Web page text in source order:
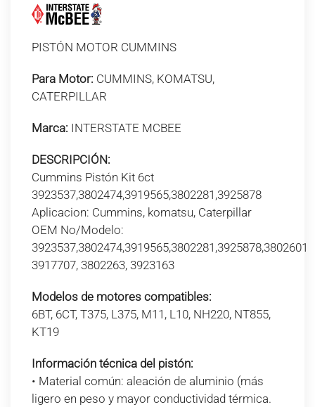
PISTÓN MOTOR CUMMINS
Para Motor: CUMMINS, KOMATSU,
CATERPILLAR
Marca: INTERSTATE MCBEE
DESCRIPCIÓN:
Cummins Pistón Kit 6ct
3923537,3802474,3919565,3802281,3925878
Aplicacion: Cummins, komatsu, Caterpillar
OEM No/Modelo:
3923537,3802474,3919565,3802281,3925878,3802601
3917707, 3802263, 3923163
Modelos de motores compatibles:
6BT, 6CT, T375, L375, M11, L10, NH220, NT855,
KT19
Información técnica del pistón:
• Material común: aleación de aluminio (más
ligero en peso y mayor conductividad térmica.